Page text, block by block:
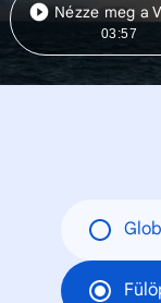
Nézze meg a
03:57